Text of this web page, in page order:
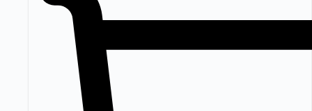
€ 129,95.
€ 109,95.